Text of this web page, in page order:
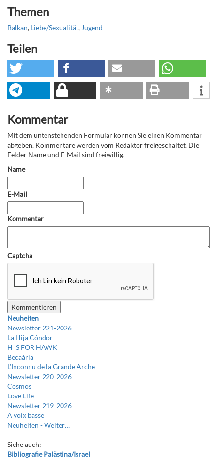
Themen
Balkan, Liebe/Sexualität,Jugend
Teilen
Kommentar
Mit dem untenstehenden Formular können Sie einen Kommentar
abgeben. Kommentare werden vom Redaktor freigeschaltet. Die
Felder Name und E-Mail sind freiwillig.
Name
E-Mail
Kommentar
Captcha
Neuheiten
Newsletter 221-2026
La Hija Cóndor
H IS FOR HAWK
Becaària
L’Inconnu de la Grande Arche
Newsletter 220-2026
Cosmos
Love Life
Newsletter 219-2026
A voix basse
Neuheiten -Weiter…
Siehe auch:
Bibliografie Palästina/Israel